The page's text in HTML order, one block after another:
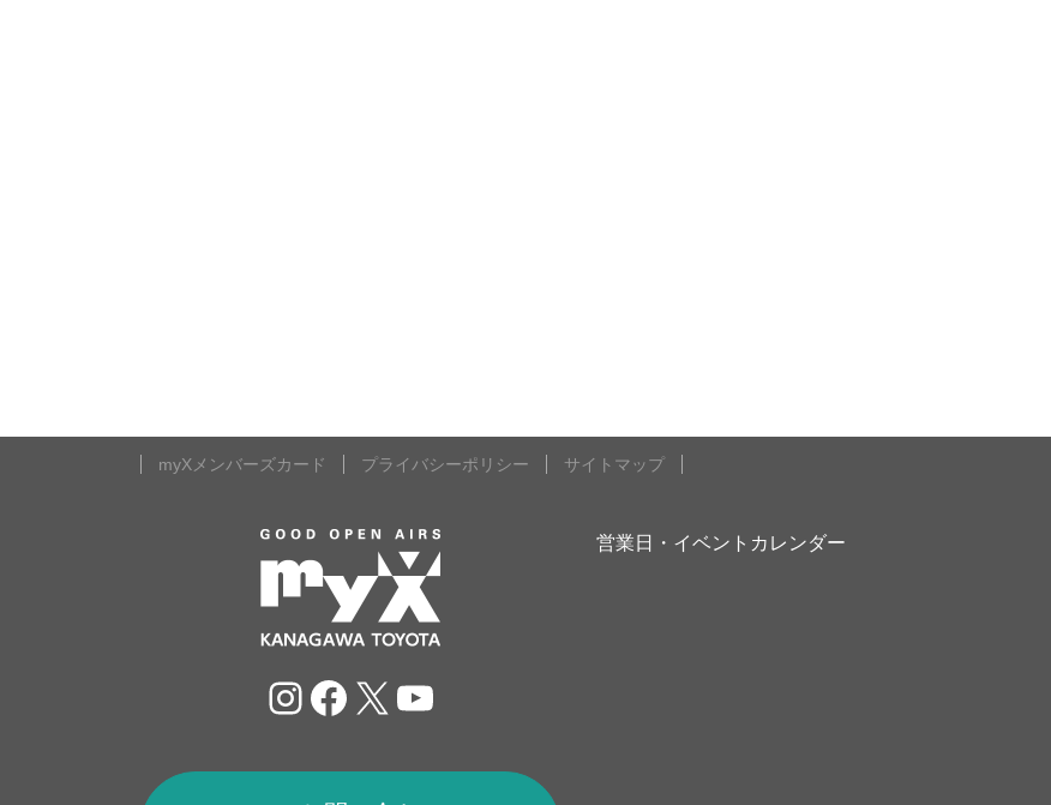
myXメンバーズカード プライバシーポリシー サイトマップ
Instagram
Facebook
X YouTube
営業日・イベントカレンダー